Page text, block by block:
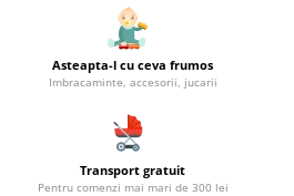
Vehicule
Biciclete fara pedale
Role, patine cu rotile
Trotinete
Asteapta-l cu ceva frumos
Imbracaminte, accesorii, jucarii
Transport gratuit
Pentru comenzi mai mari de 300 lei